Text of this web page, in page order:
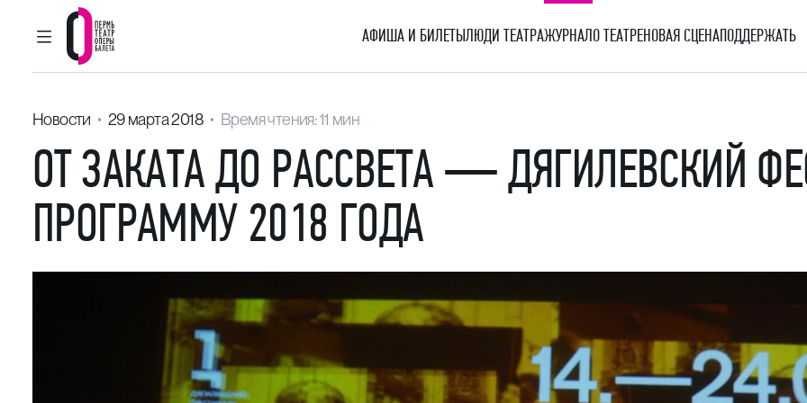
ГЛАВНОЕ МЕНЮ
Пермский театр оперы и балета
АФИША И БИЛЕТЫЛЮДИ ТЕАТРАЖУРНАЛО ТЕАТРЕНОВАЯ СЦЕНАПОДДЕРЖАТЬ
Новости 29 марта 2018 Время чтения: 11 мин
ОТ ЗАКАТА ДО РАССВЕТА — ДЯГИЛЕВСКИЙ
ПРОГРАММУ 2018 ГОДА